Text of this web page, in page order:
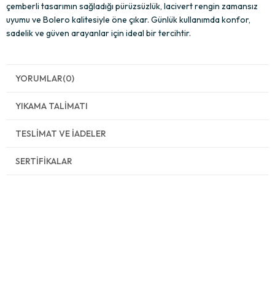
çemberli tasarımın sağladığı pürüzsüzlük, lacivert rengin zamansız
uyumu ve Bolero kalitesiyle öne çıkar. Günlük kullanımda konfor,
sadelik ve güven arayanlar için ideal bir tercihtir.
YORUMLAR(0)
YIKAMA TALIMATI
TESLIMAT VE İADELER
SERTIFIKALAR